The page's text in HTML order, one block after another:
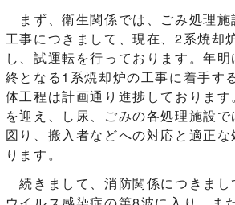
まず、衛生関係では、ごみ処理施
工事につきまして、現在、2系焼却
し、試運転を行っております。年
終となる1系焼却炉の工事に着手す
体工程は計画通り進捗しておりま
を迎え、し尿、ごみの各処理施設
図り、搬入者などへの対応と適正
ります。
続きまして、消防関係につきまし